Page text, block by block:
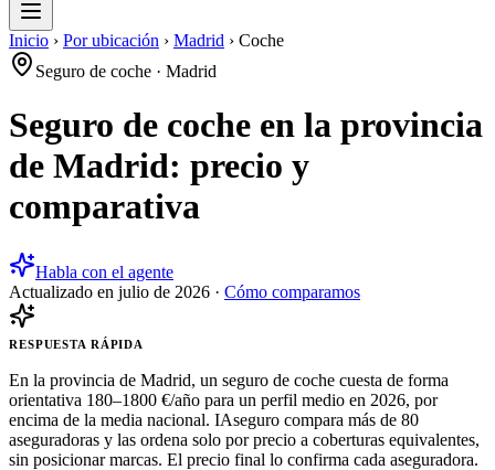
Inicio › Por ubicación › Madrid › Coche
Seguro de coche · Madrid
Seguro de coche en la provincia
de Madrid: precio y
comparativa
Habla con el agente
Actualizado en julio de 2026 · Cómo comparamos
RESPUESTA RÁPIDA
En la provincia de Madrid, un seguro de coche cuesta de forma
orientativa 180–1800 €/año para un perfil medio en 2026, por
encima de la media nacional. IAseguro compara más de 80
aseguradoras y las ordena solo por precio a coberturas equivalentes,
sin posicionar marcas. El precio final lo confirma cada aseguradora.